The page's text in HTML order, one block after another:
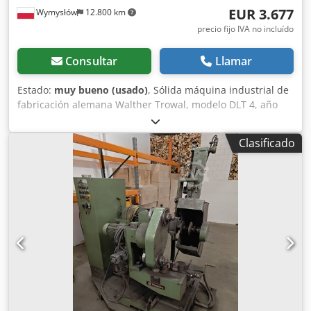
Wymysłów 12.800 km EUR 3.677
precio fijo IVA no incluído
Consultar Llamar
Estado: muy bueno (usado), Sólida máquina industrial de
fabricación alemana Walther Trowal, modelo DLT 4, año
1980. Equipo destinado al tratamiento superficial de
piezas metálicas, de aluminio o plásticas mediante el
proceso de trowalizado (rebabado, redondeo de bordes,
pulido, limpieza). Construcción clásica de tambor: fiable,
robusta y duradera, típica de la producción de la antigua
Alemania Occidental. Datos técnicos: • Modelo: DLT 4 •
Fabricante: Carl Kurt Walther GmbH & Co. KG, Wuppertal-
Vohwinkel (Alemania Occidental) • Año de fabricación: 1980
• Tipo de accionamiento: ZOD71N 10 • Potencia del motor:
0,38 kW • Alimentación: 380 V / 50 Hz • Velocidad de
rotación: 31 / 61 rpm • Rango: 3,5 – 7 rpm • Diámetro del
tambor: Ø 70 cm • Longitud útil: aprox. 80 cm • Peso neto:
825 kg Descripción del estado: • Máquina completa, el
Clasificado